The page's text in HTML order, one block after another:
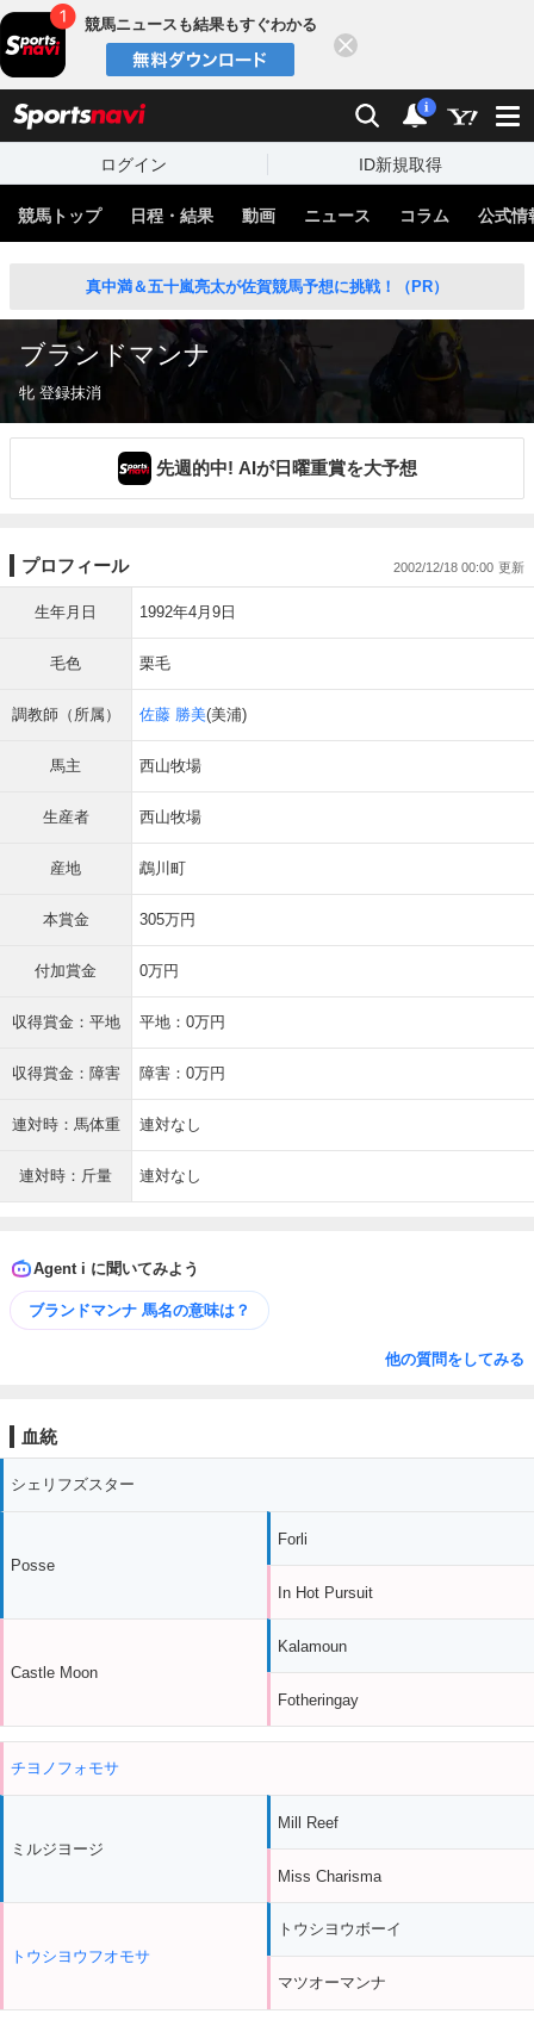
競馬ニュースも結果もすぐわかる
検索 通知
i
ログイン ID新規取得
競馬トップ 日程・結果 動画 ニュース コラム 公式情
真中満＆五十嵐亮太が佐賀競馬予想に挑戦！（PR）
ブランドマンナ
牝 登録抹消
先週的中! AIが日曜重賞を大予想
プロフィール 2002/12/18 00:00
生年月日 1992年4月9日
毛色 栗毛
調教師（所属） 佐藤 勝美(美浦)
馬主 西山牧場
生産者 西山牧場
産地 鵡川町
本賞金 305万円
付加賞金 0万円
収得賞金：平地 平地：0万円
収得賞金：障害 障害：0万円
連対時：馬体重 連対なし
連対時：斤量 連対なし
Agent i に聞いてみよう
ブランドマンナ 馬名の意味は？
他の質問をしてみる
血統
シェリフズスター
Posse
Castle Moon
Forli
In Hot Pursuit
Kalamoun
Fotheringay
チヨノフォモサ
ミルジヨージ
トウシヨウフオモサ
Mill Reef
Miss Charisma
トウシヨウボーイ
マツオーマンナ